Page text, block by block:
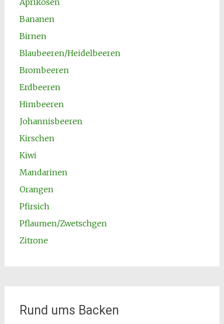
Aprikosen
Bananen
Birnen
Blaubeeren/Heidelbeeren
Brombeeren
Erdbeeren
Himbeeren
Johannisbeeren
Kirschen
Kiwi
Mandarinen
Orangen
Pfirsich
Pflaumen/Zwetschgen
Zitrone
Rund ums Backen